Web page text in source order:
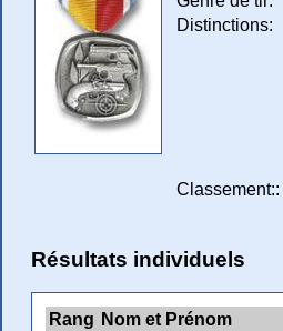
Distinctions:
Classement::
Résultats individuels
Rang Nom et Prénom